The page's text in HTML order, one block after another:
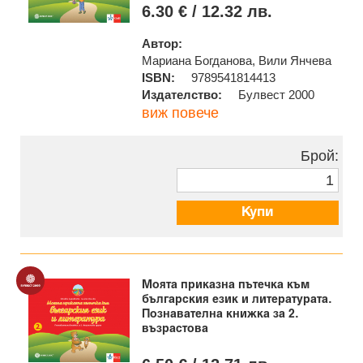
6.30 € / 12.32 лв.
Автор:
Мариана Богданова, Вили Янчева
ISBN:
9789541814413
Издателство:
Булвест 2000
виж повече
Брой:
Купи
Моята приказна пътечка към
българския език и литературата.
Познавателна книжка за 2.
възрастова